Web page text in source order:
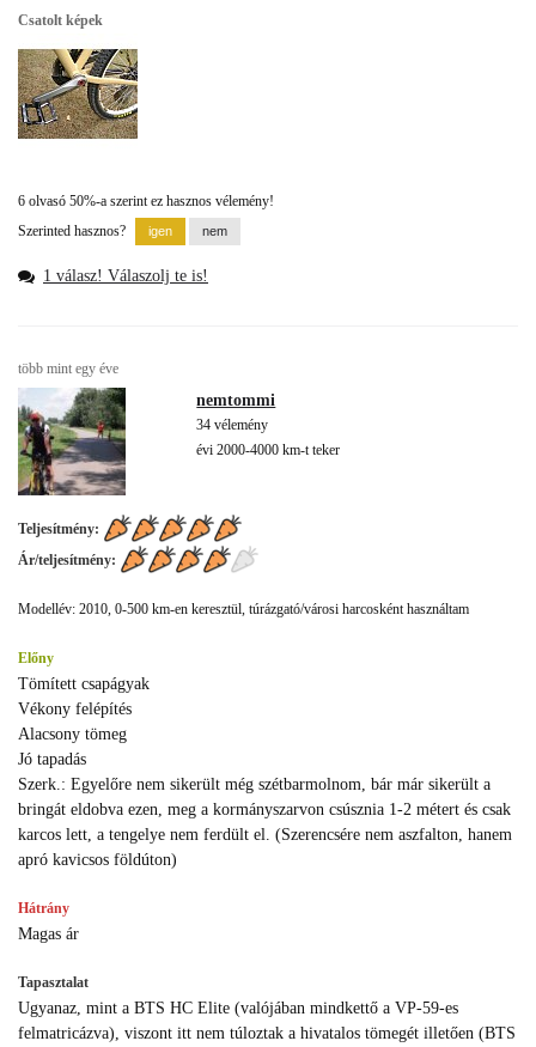
Csatolt képek
6 olvasó 50%-a szerint ez hasznos vélemény!
Szerinted hasznos?
1 válasz! Válaszolj te is!
több mint egy éve
nemtommi
34 vélemény
évi 2000-4000 km-t teker
Teljesítmény:
Ár/teljesítmény:
Modellév: 2010, 0-500 km-en keresztül, túrázgató/városi harcosként használtam
Előny
Tömített csapágyak
Vékony felépítés
Alacsony tömeg
Jó tapadás
Szerk.: Egyelőre nem sikerült még szétbarmolnom, bár már sikerült a
bringát eldobva ezen, meg a kormányszarvon csúsznia 1-2 métert és csak
karcos lett, a tengelye nem ferdült el. (Szerencsére nem aszfalton, hanem
apró kavicsos földúton)
Hátrány
Magas ár
Tapasztalat
Ugyanaz, mint a BTS HC Elite (valójában mindkettő a VP-59-es
felmatricázva), viszont itt nem túloztak a hivatalos tömegét illetően (BTS